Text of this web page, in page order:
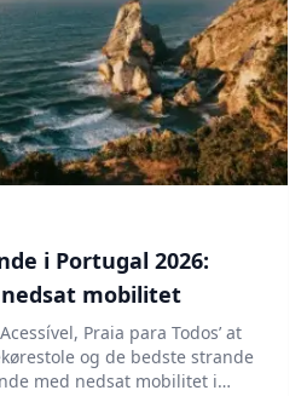
i Portugal 2026:
mobilitet
Praia para Todos’ at
og de bedste strande
med nedsat mobilitet i